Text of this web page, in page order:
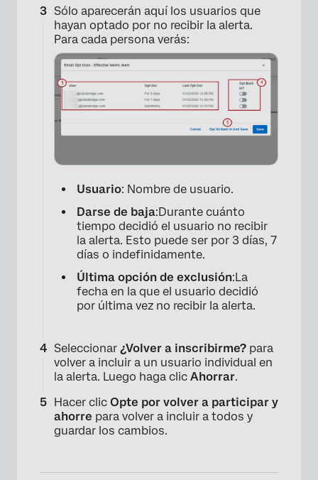
Sólo aparecerán aquí los usuarios que
hayan optado por no recibir la alerta.
Para cada persona verás:
Usuario: Nombre de usuario.
Darse de baja:Durante cuánto
tiempo decidió el usuario no recibir
la alerta. Esto puede ser por 3 días, 7
días o indefinidamente.
Última opción de exclusión:La
fecha en la que el usuario decidió
por última vez no recibir la alerta.
Seleccionar ¿Volver a inscribirme? para
volver a incluir a un usuario individual en
la alerta. Luego haga clic Ahorrar.
Hacer clic Opte por volver a participar y
ahorre para volver a incluir a todos y
guardar los cambios.